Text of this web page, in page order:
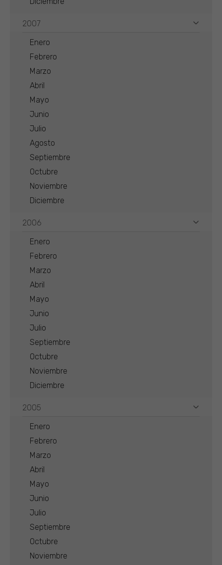
2007
Enero
Febrero
Marzo
Abril
Mayo
Junio
Julio
Agosto
Septiembre
Octubre
Noviembre
Diciembre
2006
Enero
Febrero
Marzo
Abril
Mayo
Junio
Julio
Septiembre
Octubre
Noviembre
Diciembre
2005
Enero
Febrero
Marzo
Abril
Mayo
Junio
Julio
Septiembre
Octubre
Noviembre